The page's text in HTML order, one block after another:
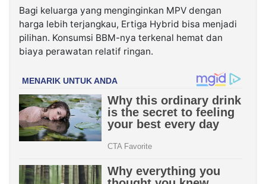
Bagi keluarga yang menginginkan MPV dengan
harga lebih terjangkau, Ertiga Hybrid bisa menjadi
pilihan. Konsumsi BBM-nya terkenal hemat dan
biaya perawatan relatif ringan.